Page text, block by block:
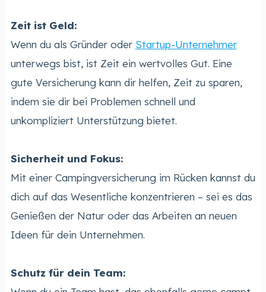
Zeit ist Geld:
Wenn du als Gründer oder Startup-Unternehmer
unterwegs bist, ist Zeit ein wertvolles Gut. Eine
gute Versicherung kann dir helfen, Zeit zu sparen,
indem sie dir bei Problemen schnell und
unkompliziert Unterstützung bietet.
Sicherheit und Fokus:
Mit einer Campingversicherung im Rücken kannst du
dich auf das Wesentliche konzentrieren – sei es das
Genießen der Natur oder das Arbeiten an neuen
Ideen für dein Unternehmen.
Schutz für dein Team: